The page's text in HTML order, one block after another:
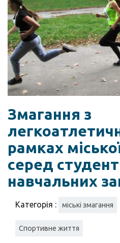
Змагання з
рамках
серед
навчальних
Категорія : міські змагання
Спортивне життя